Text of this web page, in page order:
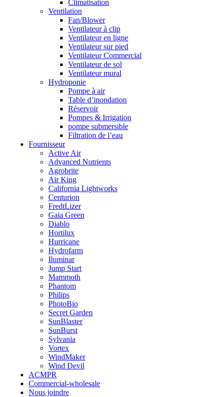
Climatisation
Ventilation
Fan/Blower
Ventilateur à clip
Ventilateur en ligne
Ventilateur sur pied
Ventilateur Commercial
Ventilateur de sol
Ventilateur mural
Hydroponie
Pompe à air
Table d’inondation
Réservoir
Pompes & Irrigation
pompe submersible
Filtration de l’eau
Fournisseur
Active Air
Advanced Nutrients
Agrobrite
Air King
California Lightworks
Centurion
FredtLizer
Gaia Green
Diablo
Hortilux
Hurricane
Hydrofarm
Iluminar
Jump Start
Mammoth
Phantom
Philips
PhotoBio
Secret Garden
SunBlaster
SunBurst
Sylvania
Vortex
WindMaker
Wind Devil
ACMPR
Commercial-wholesale
Nous joindre